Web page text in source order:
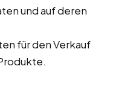
und auf deren
für den Verkauf